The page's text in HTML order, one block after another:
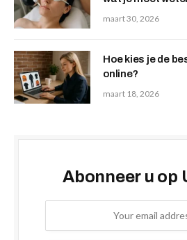
maart 30, 2026
Hoe kies je de
online?
maart 18, 2026
Abonneer u op